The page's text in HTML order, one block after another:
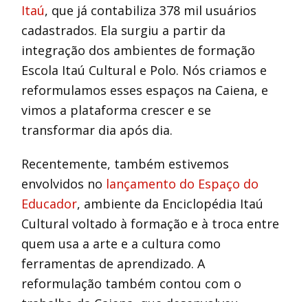
Itaú, que já contabiliza 378 mil usuários
cadastrados. Ela surgiu a partir da
integração dos ambientes de formação
Escola Itaú Cultural e Polo. Nós criamos e
reformulamos esses espaços na Caiena, e
vimos a plataforma crescer e se
transformar dia após dia.
Recentemente, também estivemos
envolvidos no lançamento do Espaço do
Educador, ambiente da Enciclopédia Itaú
Cultural voltado à formação e à troca entre
quem usa a arte e a cultura como
ferramentas de aprendizado. A
reformulação também contou com o